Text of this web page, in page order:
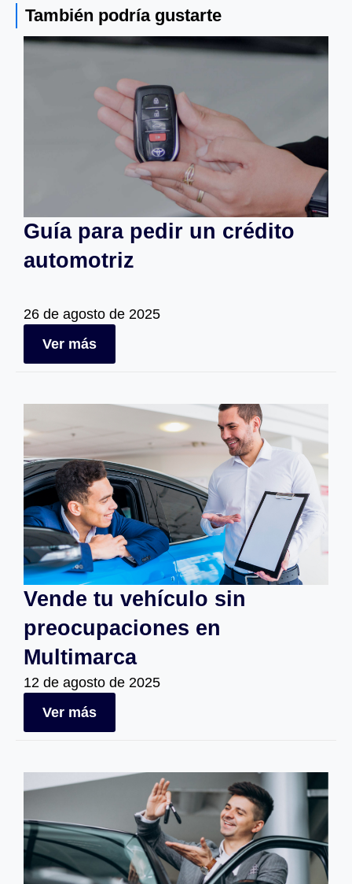
También podría gustarte
Guía para pedir un crédito
automotriz
26 de agosto de 2025
Ver más
Vende tu vehículo sin
preocupaciones en
Multimarca
12 de agosto de 2025
Ver más